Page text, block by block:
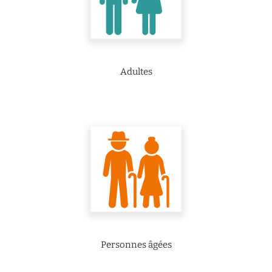
Adultes
Personnes âgées